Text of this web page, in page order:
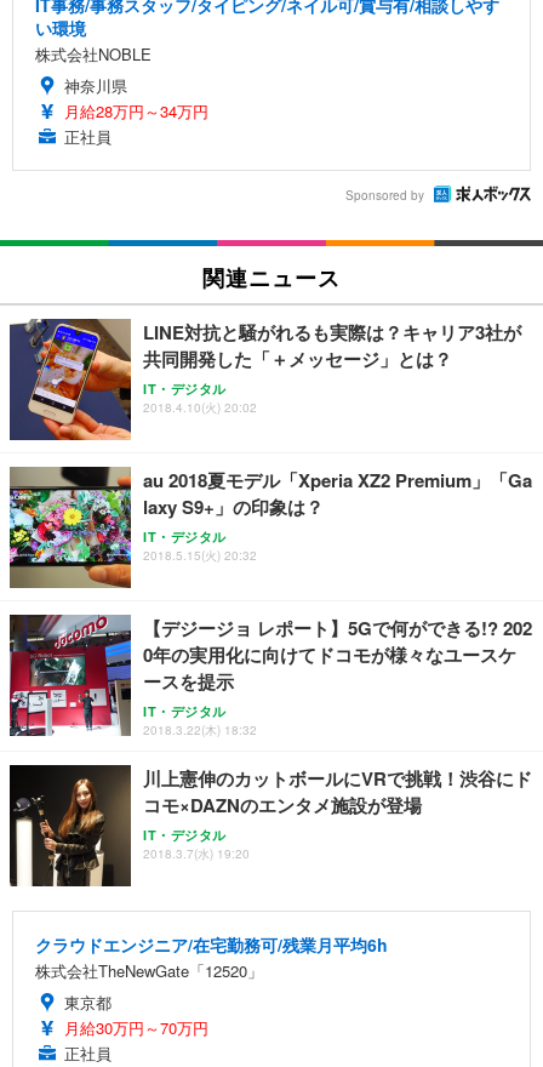
IT事務/事務スタッフ/タイピング/ネイル可/賞与有/相談しやす
い環境
株式会社NOBLE
神奈川県
月給28万円～34万円
正社員
Sponsored by
関連ニュース
LINE対抗と騒がれるも実際は？キャリア3社が
共同開発した「＋メッセージ」とは？
IT・デジタル
2018.4.10(火) 20:02
au 2018夏モデル「Xperia XZ2 Premium」「Ga
laxy S9+」の印象は？
IT・デジタル
2018.5.15(火) 20:32
【デジージョ レポート】5Gで何ができる!? 202
0年の実用化に向けてドコモが様々なユースケ
ースを提示
IT・デジタル
2018.3.22(木) 18:32
川上憲伸のカットボールにVRで挑戦！渋谷にド
コモ×DAZNのエンタメ施設が登場
IT・デジタル
2018.3.7(水) 19:20
クラウドエンジニア/在宅勤務可/残業月平均6h
株式会社TheNewGate「12520」
東京都
月給30万円～70万円
正社員